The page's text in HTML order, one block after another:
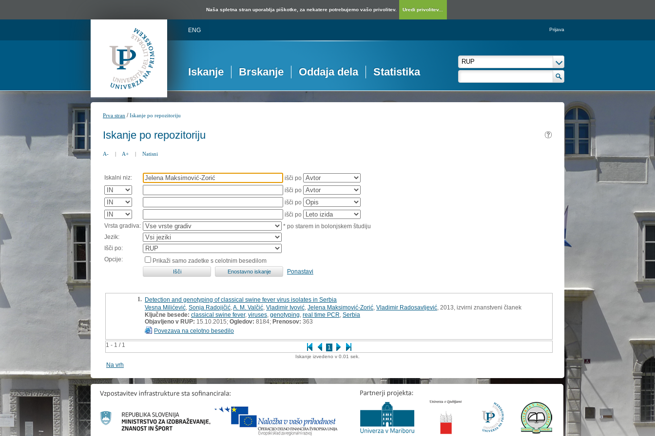
Naša spletna stran uporablja piškotke, za nekatere potrebujemo vašo privolitev. Uredi privolitev...
ENG Prijava
Iskanje Brskanje Oddaja dela Statistika
Prva stran /Iskanje po repozitoriju
Iskanje po repozitoriju
A- | A+ | Natisni
Iskalni niz:
išči po
išči po
išči po
išči po
Vrsta gradiva:
* po starem in bolonjskem študiju
Jezik:
Išči po:
Opcije:
Prikaži samo zadetke s celotnim besedilom
Ponastavi
1 - 1 / 1 1
1. Detection and genotyping of classical swine fever virus isolates in Serbia
Vesna Milićević Sonja Radojičić A. M. Valčić Vladimir Ivović Jelena Maksimović-Zorić Vladimir Radosavljević , 2013, izvirni znanstveni članek
Ključne besede: classical swine fever, viruses genotyping real time PCR Serbia
Objavljeno v RUP: 15.10.2015; Ogledov: 8184; Prenosov: 363
Povezava na celotno besedilo
Iskanje izvedeno v 0.01 sek.
Na vrh